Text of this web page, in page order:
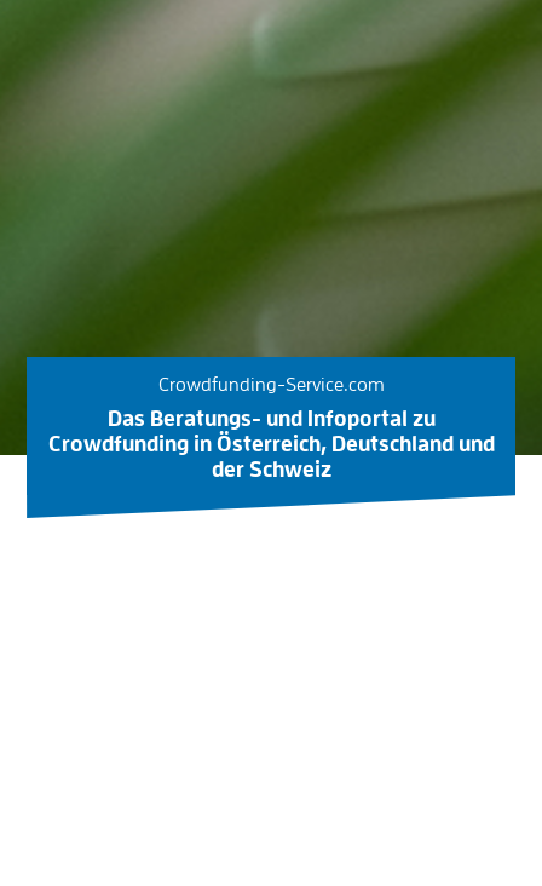
Crowdfunding-Service.com
Das Beratungs- und Infoportal zu
Crowdfunding in Österreich, Deutschland und
der Schweiz